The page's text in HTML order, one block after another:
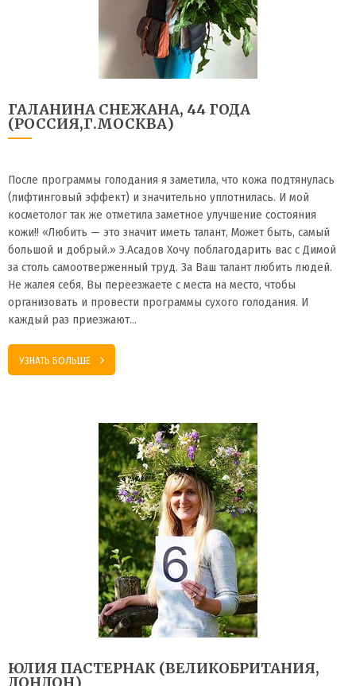
ГАЛАНИНА СНЕЖАНА, 44 ГОДА
(РОССИЯ,Г.МОСКВА)
После программы голодания я заметила, что кожа подтянулась
(лифтинговый эффект) и значительно уплотнилась. И мой
косметолог так же отметила заметное улучшение состояния
кожи!! «Любить — это значит иметь талант, Может быть, самый
большой и добрый.» Э.Асадов Хочу поблагодарить вас с Димой
за столь самоотверженный труд. За Ваш талант любить людей.
Не жалея себя, Вы переезжаете с места на место, чтобы
организовать и провести программы сухого голодания. И
каждый раз приезжают…
УЗНАТЬ БОЛЬШЕ
ЮЛИЯ ПАСТЕРНАК (ВЕЛИКОБРИТАНИЯ,